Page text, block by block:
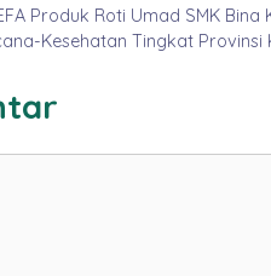
Produk Roti Umad SMK Bina
Kesehatan Tingkat Provinsi